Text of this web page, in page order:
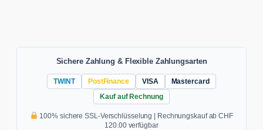
Sichere Zahlung & Flexible Zahlungsarten
TWINT PostFinance VISA
Mastercard
Kauf auf Rechnung
100% sichere SSL-Verschlüsselung | Rechnungskauf ab CHF
120.00 verfügbar